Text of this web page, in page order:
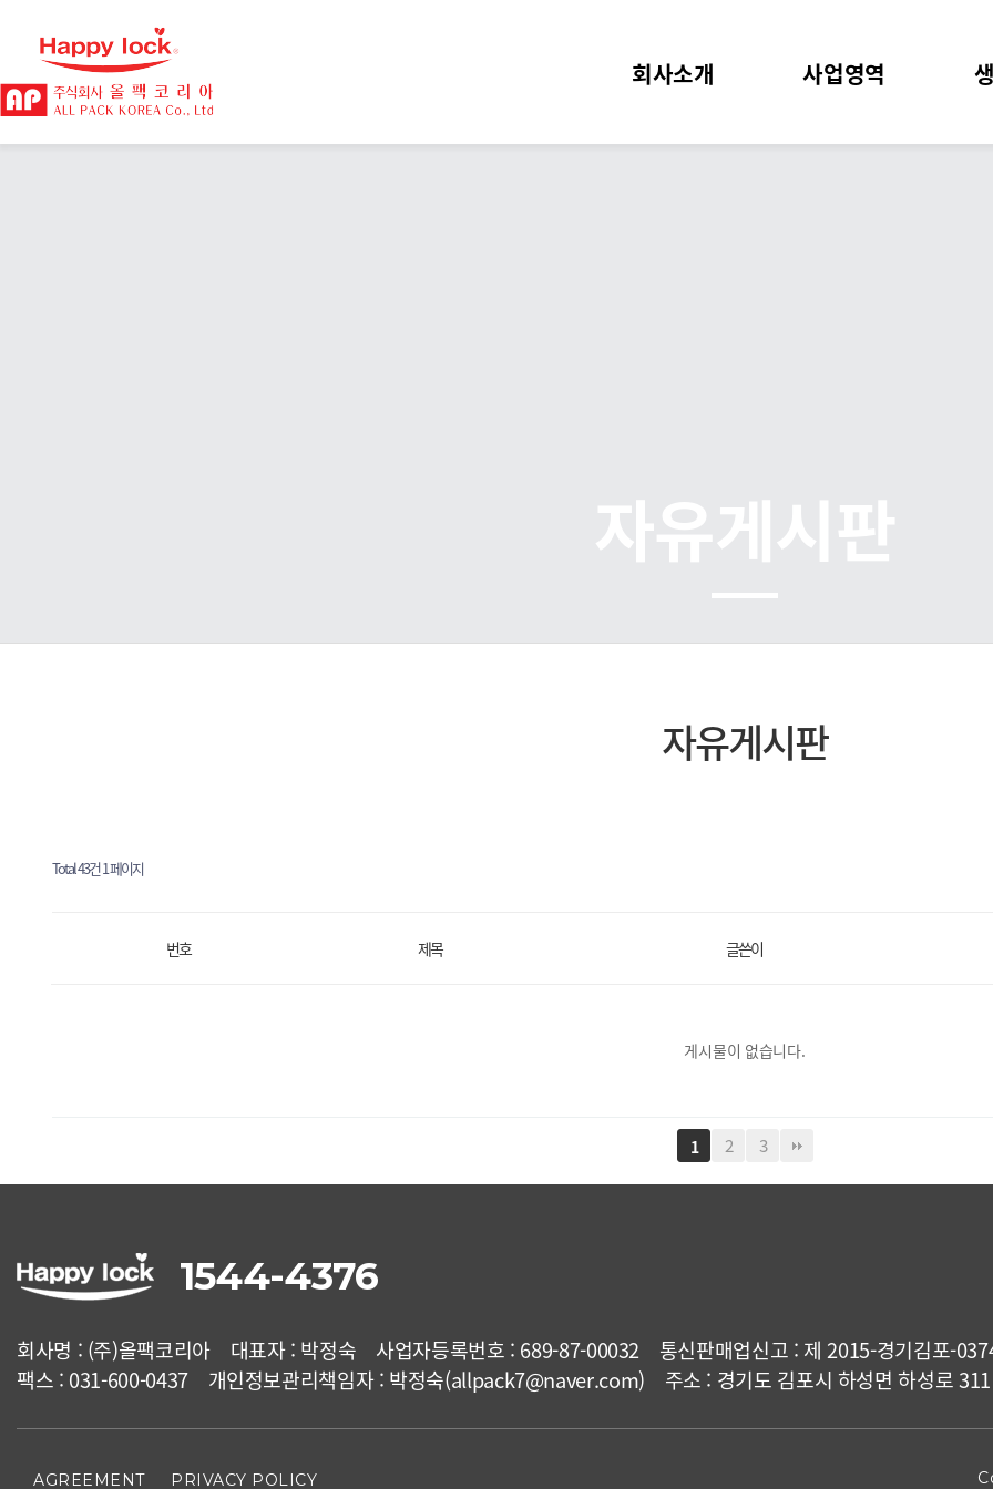
회사소개 사업영역
자유게시판
Total 43건1 페이지
번호 제목 글쓴이
게시물이 없습니다.
1 2 3
1544-4376
회사명 : (주)올팩코리아 대표자 : 박정숙 사업자등록번호 : 689-87-00032
통신판매업신고 : 제 2015-경기김포-
팩스 : 031-600-0437
개인정보관리책임자 : 박정숙(allpack7@naver.com) 주소 : 경기도 김포시 하성면 하성로
AGREEMENT PRIVACY POLICY